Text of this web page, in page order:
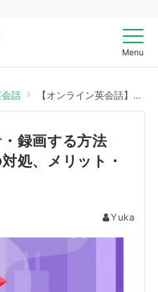
Menu
話 【オンライン英会話】録音・録画する方法は？録画機能がない場合の対処、メリット・デメリットも紹介
・録画する方法
処、メリット・
Yuka